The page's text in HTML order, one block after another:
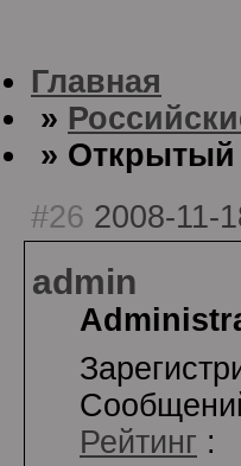
Главная
»
» Открытый
#26 2008-11-
admin
Рейтинг :